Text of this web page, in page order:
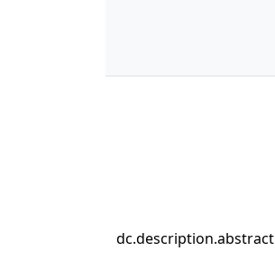
dc.description.abstract